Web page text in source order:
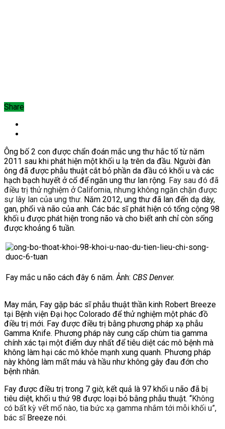
Share
Ông bố 2 con được chẩn đoán mắc ung thư hắc tố từ năm
2011 sau khi phát hiện một khối u lạ trên da đầu. Người đàn
ông đã được phẫu thuật cắt bỏ phần da đầu có khối u và các
hạch bạch huyết ở cổ để ngăn ung thư lan rộng. Fay sau đó đã
điều trị thử nghiệm ở California, nhưng không ngăn chặn được
sự lây lan của ung thư. Năm 2012, ung thư đã lan đến dạ dày,
gan, phổi và não của anh. Các bác sĩ phát hiện có tổng cộng 98
khối u được phát hiện trong não và cho biết anh chỉ còn sống
được khoảng 6 tuần.
Fay mắc u não cách đây 6 năm. Ảnh: CBS Denver.
May mắn, Fay gặp bác sĩ phẫu thuật thần kinh Robert Breeze
tại Bệnh viện Đại học Colorado để thử nghiệm một phác đồ
điều trị mới. Fay được điều trị bằng phương pháp xạ phẫu
Gamma Knife. Phương pháp này cung cấp chùm tia gamma
chính xác tại một điểm duy nhất để tiêu diệt các mô bệnh mà
không làm hại các mô khỏe mạnh xung quanh. Phương pháp
này không làm mất máu và hầu như không gây đau đớn cho
bệnh nhân.
Fay được điều trị trong 7 giờ, kết quả là 97 khối u não đã bị
tiêu diệt, khối u thứ 98 được loại bỏ bằng phẫu thuật. “Không
có bất kỳ vết mổ nào, tia bức xạ gamma nhắm tới mỗi khối u”,
bác sĩ Breeze nói.